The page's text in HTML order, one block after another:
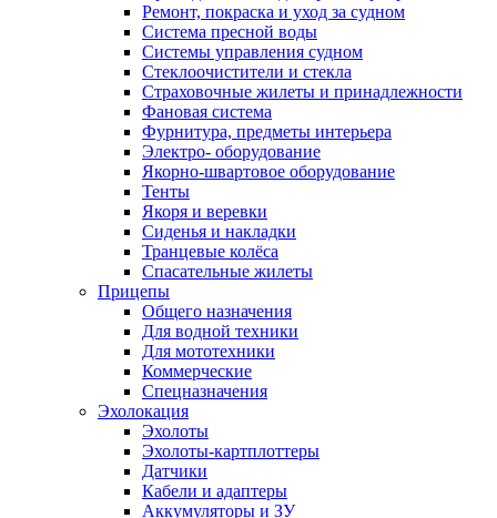
Ремонт, покраска и уход за судном
Система пресной воды
Системы управления судном
Стеклоочистители и стекла
Страховочные жилеты и принадлежности
Фановая система
Фурнитура, предметы интерьера
Электро- оборудование
Якорно-швартовое оборудование
Тенты
Якоря и веревки
Сиденья и накладки
Транцевые колёса
Спасательные жилеты
Прицепы
Общего назначения
Для водной техники
Для мототехники
Коммерческие
Спецназначения
Эхолокация
Эхолоты
Эхолоты-картплоттеры
Датчики
Кабели и адаптеры
Аккумуляторы и ЗУ